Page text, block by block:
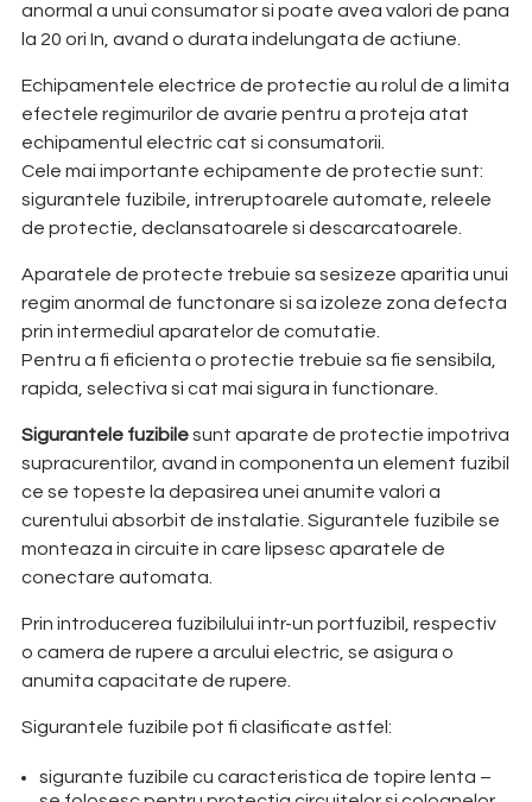
anormal a unui consumator si poate avea valori de pana
la 20 ori In, avand o durata indelungata de actiune.
Echipamentele electrice de protectie au rolul de a limita
efectele regimurilor de avarie pentru a proteja atat
echipamentul electric cat si consumatorii.
Cele mai importante echipamente de protectie sunt:
sigurantele fuzibile, intreruptoarele automate, releele
de protectie, declansatoarele si descarcatoarele.
Aparatele de protecte trebuie sa sesizeze aparitia unui
regim anormal de functonare si sa izoleze zona defecta
prin intermediul aparatelor de comutatie.
Pentru a fi eficienta o protectie trebuie sa fie sensibila,
rapida, selectiva si cat mai sigura in functionare.
Sigurantele fuzibilesunt aparate de protectie impotriva
supracurentilor, avand in componenta un element fuzibil
ce se topeste la depasirea unei anumite valori a
curentului absorbit de instalatie. Sigurantele fuzibile se
monteaza in circuite in care lipsesc aparatele de
conectare automata.
Prin introducerea fuzibilului intr-un portfuzibil, respectiv
o camera de rupere a arcului electric, se asigura o
anumita capacitate de rupere.
Sigurantele fuzibile pot fi clasificate astfel:
sigurante fuzibile cu caracteristica de topire lenta –